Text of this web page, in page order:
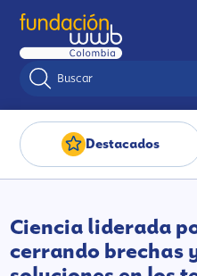
Destacados
Ciencia liderada
cerrando brechas